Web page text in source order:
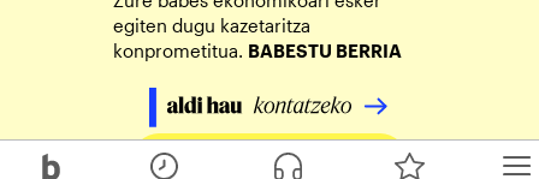
egiten dugu kazetaritza
konprometitua. BABESTU BERRIA
Egin zure ekarpena